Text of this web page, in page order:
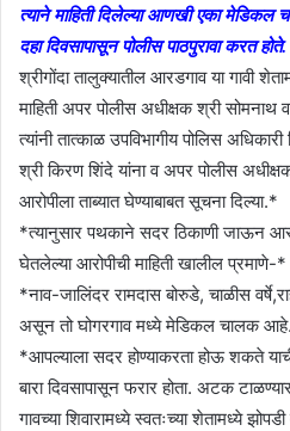
त्याने माहिती दिलेल्या आणखी एका मेडिकल
दहा दिवसापासून पोलीस पाठपुरावा करत होते.
श्रीगोंदा तालुक्यातील आरडगाव या गावी
माहिती अपर पोलीस अधीक्षक श्री सोमनाथ
त्यांनी तात्काळ उपविभागीय पोलिस
श्री किरण शिंदे यांना व अपर पोलीस
आरोपीला ताब्यात घेण्याबाबत सूचना दिल्या.*
*त्यानुसार पथकाने सदर ठिकाणी जाऊन
घेतलेल्या आरोपीची माहिती खालील प्रमाणे-*
*नाव-जालिंदर रामदास बोरुडे, चाळीस
असून तो घोगरगाव मध्ये मेडिकल चालक
*आपल्याला सदर होण्याकरता होऊ शकते
बारा दिवसापासून फरार होता. अटक
गावच्या शिवारामध्ये स्वतःच्या शेतामध्ये